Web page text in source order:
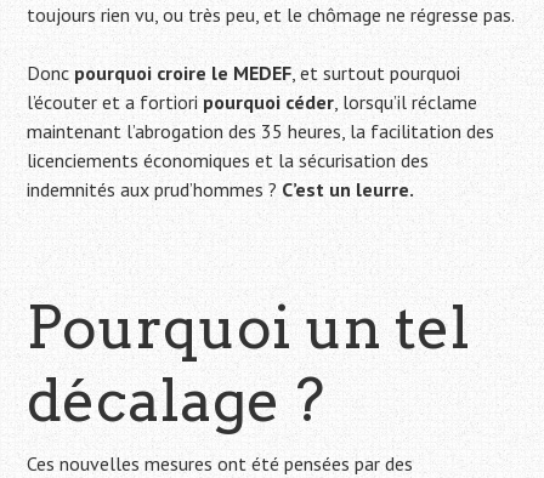
toujours rien vu, ou très peu, et le chômage ne régresse pas.
Donc pourquoi croire le MEDEF, et surtout pourquoi
l’écouter et a fortiori pourquoi céder, lorsqu’il réclame
maintenant l’abrogation des 35 heures, la facilitation des
licenciements économiques et la sécurisation des
indemnités aux prud’hommes ? C’est un leurre.
Pourquoi un tel
décalage ?
Ces nouvelles mesures ont été pensées par des